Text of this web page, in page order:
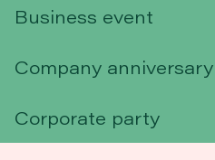
Business event
Company anniversary
Corporate party